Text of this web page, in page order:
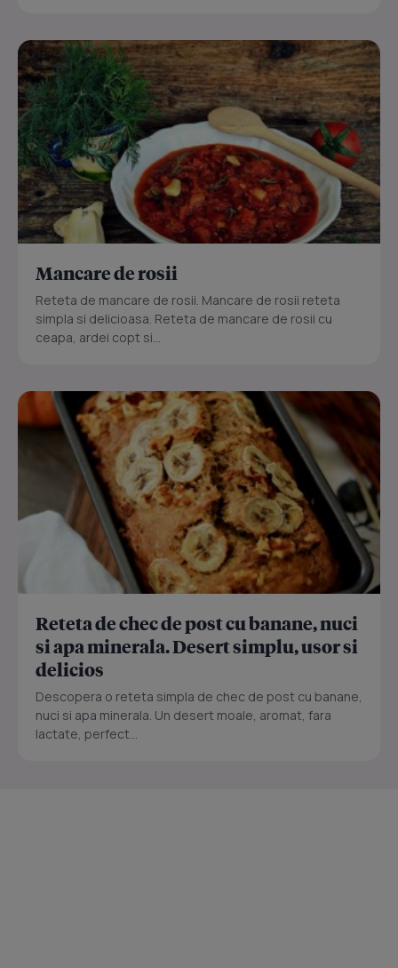
Mancare de rosii
Reteta de mancare de rosii. Mancare de rosii reteta
simpla si delicioasa. Reteta de mancare de rosii cu
ceapa, ardei copt si...
Reteta de chec de post cu banane, nuci
si apa minerala. Desert simplu, usor si
delicios
Descopera o reteta simpla de chec de post cu banane,
nuci si apa minerala. Un desert moale, aromat, fara
lactate, perfect...